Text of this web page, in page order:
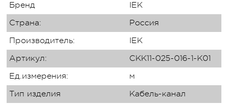
Бренд
IEK
Страна:
Россия
Производитель:
IEK
Артикул:
CKK11-025-016-1-K01
Ед.измерения:
м
Тип изделия
Кабель-канал